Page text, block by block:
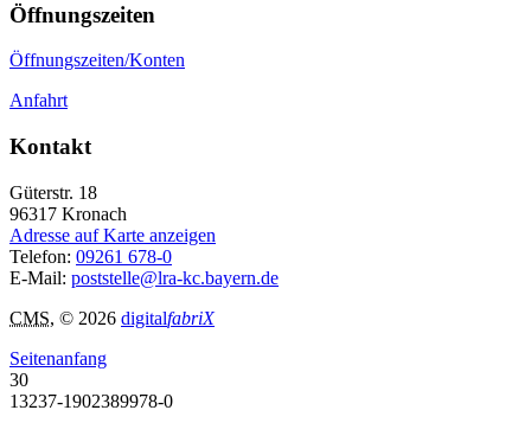
Öffnungszeiten
Öffnungszeiten/Konten
Anfahrt
Kontakt
Güterstr. 18
96317 Kronach
Adresse auf Karte anzeigen
Telefon: 09261 678-0
E-Mail: poststelle@lra-kc.bayern.de
CMS, © 2026 digitalfabriX
Seitenanfang
30
13237-1902389978-0